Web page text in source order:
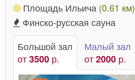
Площадь Ильича (0.61 км)
Финско-русская сауна
Большой зал
от3500 р.
Малый зал
от2000 р.